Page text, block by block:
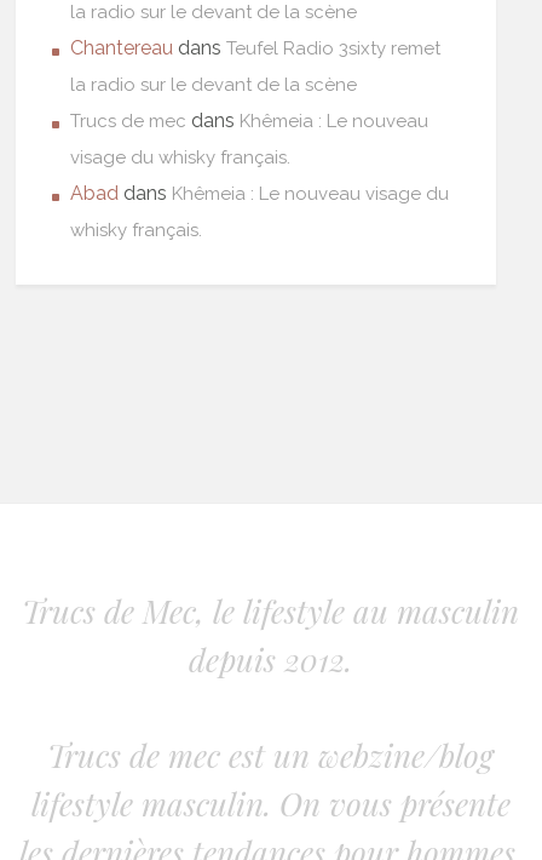
la radio sur le devant de la scène
Chantereau dansTeufel Radio 3sixty remet
la radio sur le devant de la scène
Trucs de mec dans Khêmeia : Le nouveau
visage du whisky français.
Abad dans Khêmeia : Le nouveau visage du
whisky français.
Trucs de Mec, le lifestyle au masculin
depuis 2012.
Trucs de mec est un webzine/blog
lifestyle masculin. On vous présente